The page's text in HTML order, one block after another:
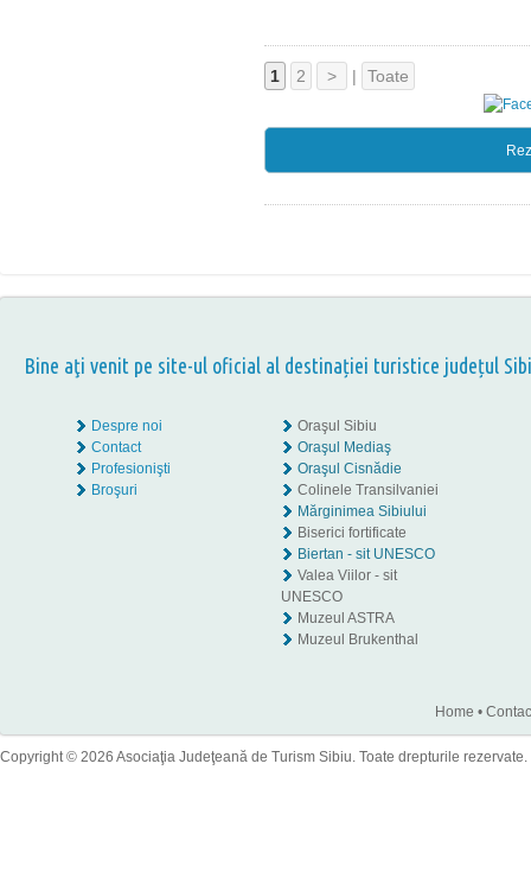
1 2 > | Toate
Bine aţi venit pe site-ul oficial al destinației turistice județul
Despre noi
Contact
Profesionişti
Broşuri
Oraşul Sibiu
Oraşul Mediaş
Oraşul Cisnădie
Colinele Transilvaniei
Mărginimea Sibiului
Biserici fortificate
Biertan - sit UNESCO
Valea Viilor - sit
UNESCO
Muzeul ASTRA
Muzeul Brukenthal
Home •
Copyright © 2026 Asociaţia Judeţeană de Turism Sibiu. Toate drepturile rezervate.